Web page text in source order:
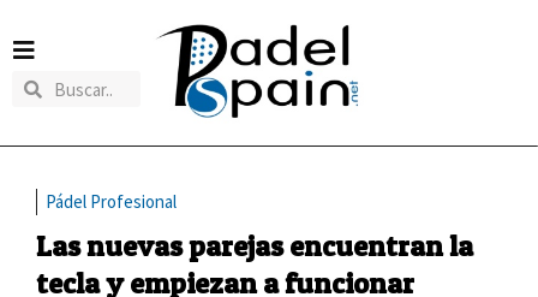
Pádel Profesional
Las nuevas parejas encuentran la
tecla y empiezan a funcionar